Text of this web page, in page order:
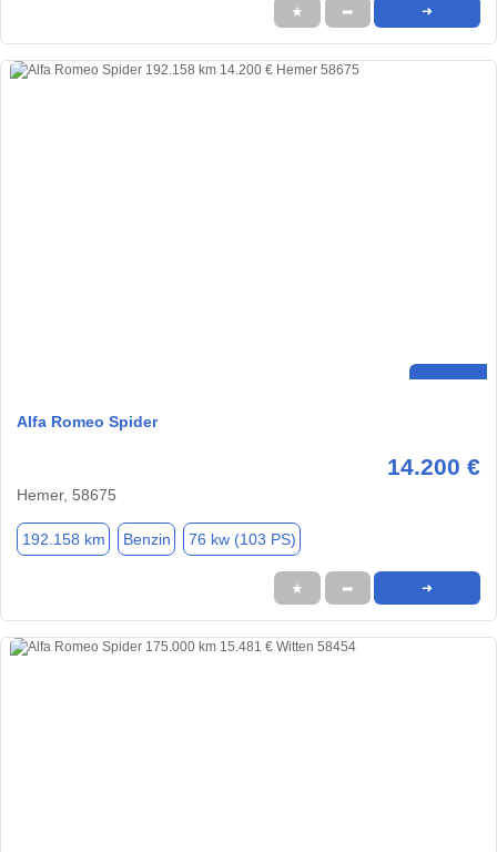
★ ➦ ➜
Alfa Romeo Spider
14.200 €
Hemer, 58675
192.158 km Benzin 76 kw (103 PS)
★ ➦ ➜